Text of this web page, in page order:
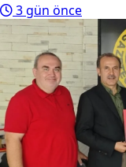
3 gün önce